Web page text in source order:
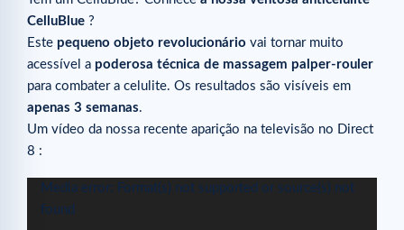
CelluBlue ?
Este pequeno objeto revolucionário vai tornar muito
acessível a poderosa técnica de massagem palper-rouler
para combater a celulite. Os resultados são visíveis em
apenas 3 semanas.
Um vídeo da nossa recente aparição na televisão no Direct
8 :
Reprodutor
Media error: Format(s) not supported or source(s) not
found